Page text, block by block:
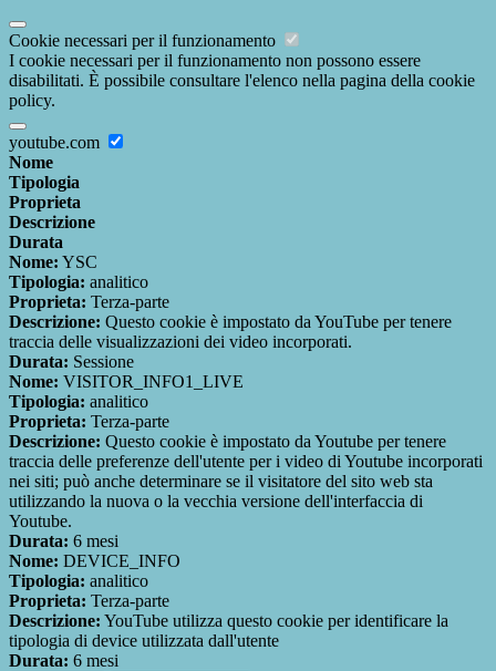
Cookie necessari per il funzionamento
I cookie necessari per il funzionamento non possono essere
disabilitati. È possibile consultare l'elenco nella pagina della cookie
policy.
youtube.com
Nome
Tipologia
Proprieta
Descrizione
Durata
Nome: YSC
Tipologia: analitico
Proprieta: Terza-parte
Descrizione: Questo cookie è impostato da YouTube per tenere
traccia delle visualizzazioni dei video incorporati.
Durata: Sessione
Nome: VISITOR_INFO1_LIVE
Tipologia: analitico
Proprieta: Terza-parte
Descrizione: Questo cookie è impostato da Youtube per tenere
traccia delle preferenze dell'utente per i video di Youtube incorporati
nei siti; può anche determinare se il visitatore del sito web sta
utilizzando la nuova o la vecchia versione dell'interfaccia di
Youtube.
Durata: 6 mesi
Nome: DEVICE_INFO
Tipologia: analitico
Proprieta: Terza-parte
Descrizione: YouTube utilizza questo cookie per identificare la
tipologia di device utilizzata dall'utente
Durata: 6 mesi